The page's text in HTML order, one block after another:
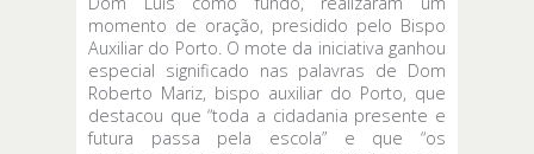
momento de oração, presidido pelo Bispo
Auxiliar do Porto. O mote da iniciativa ganhou
especial significado nas palavras de Dom
Roberto Mariz, bispo auxiliar do Porto, que
destacou que “toda a cidadania presente e
futura passa pela escola” e que “os